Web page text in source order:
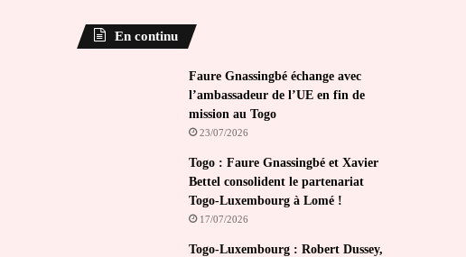
En continu
Faure Gnassingbé échange avec
l’ambassadeur de l’UE en fin de
mission au Togo
23/07/2026
Togo : Faure Gnassingbé et Xavier
Bettel consolident le partenariat
Togo-Luxembourg à Lomé !
17/07/2026
Togo-Luxembourg : Robert Dussey,